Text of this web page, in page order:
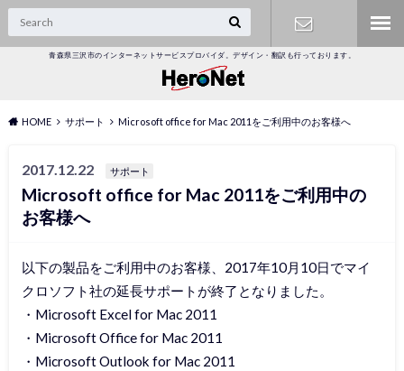
青森県三沢市のインターネットサービスプロバイダ。デザイン・翻訳も行っております。
HOME サポート Microsoft office for Mac 2011をご利用中のお客様へ
2017.12.22 サポート
Microsoft office for Mac 2011をご利用中の
お客様へ
以下の製品をご利用中のお客様、2017年10月10日でマイ
クロソフト社の延長サポートが終了となりました。
・Microsoft Excel for Mac 2011
・Microsoft Office for Mac 2011
・Microsoft Outlook for Mac 2011